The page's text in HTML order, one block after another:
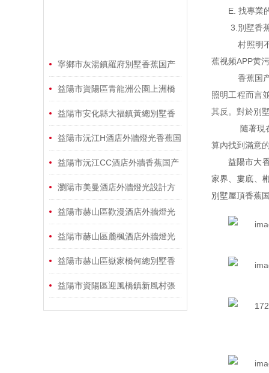
寧鄉市灰湯鎮羅府別墅香蕉国产
2023工程
益陽市資陽區青龍洲公園上洲橋
燈光香蕉国产2023工程
益陽市安化縣大福鎮黃總別墅香
蕉国产2023工程完工照片
益陽市沅江H酒店外牆燈光香蕉国
产2023工程
益陽市沅江CC酒店外牆香蕉国产
2023工程設計方案
瀏陽市美曼酒店外牆燈光設計方
案 益陽市赫山區歡漫酒店外牆燈光
設計益陽市赫山區麓楓酒店外牆燈光
香蕉国产2023設計
益陽市赫山區嶽家橋何總別墅香
蕉国产2023工程
益陽市資陽區迎風橋鎮新風村張
總別墅香蕉国产2023施工
E. 找專業
3.別墅香
村照明不
蕉视频APP黄污
香蕉国产
照明工程而言
其反。對於
隨著現在
算內找到滿意
益陽市大香
家界、婁底
別墅屋頂香蕉国